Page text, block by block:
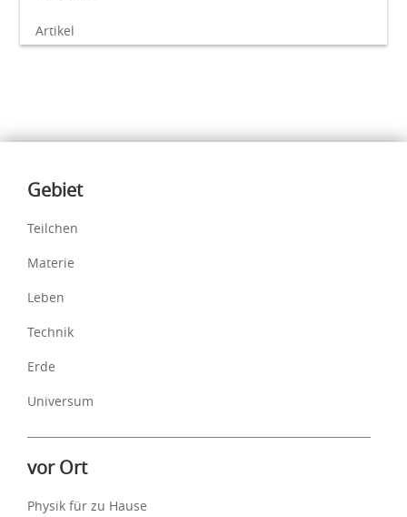
Artikel
Inhalte
Gebiet
Teilchen
Materie
Leben
Technik
Erde
Universum
vor Ort
Physik für zu Hause